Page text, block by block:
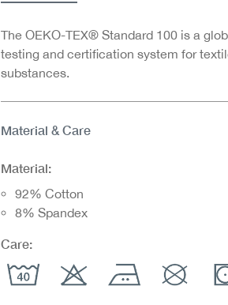
The OEKO-TEX® Standard 100 is a
testing and certification system for
substances.
Material & Care
Material:
92% Cotton
8% Spandex
Care: